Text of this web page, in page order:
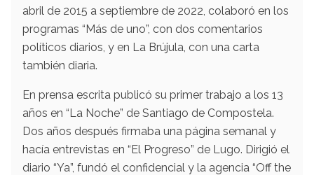
abril de 2015 a septiembre de 2022, colaboró en los
programas “Más de uno”, con dos comentarios
políticos diarios, y en La Brújula, con una carta
también diaria.
En prensa escrita publicó su primer trabajo a los 13
años en “La Noche” de Santiago de Compostela.
Dos años después firmaba una página semanal y
hacía entrevistas en “El Progreso” de Lugo. Dirigió el
diario “Ya”, fundó el confidencial y la agencia “Off the